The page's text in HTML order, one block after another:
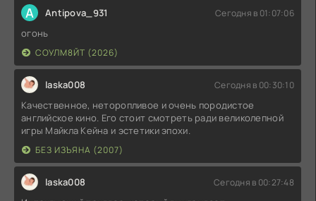
A Antipova_931 Сегодня в 01:07:06
огонь
СОУЛМ8ЙТ (2026)
laska008 Сегодня в 00:30:10
Качественное, неторопливое и очень породистое
английское кино. Его стоит смотреть ради великолепной
игры Майкла Кейна и эстетики эпохи.
БЕЗ ИЗЪЯНА (2007)
laska008 Сегодня в 00:27:48